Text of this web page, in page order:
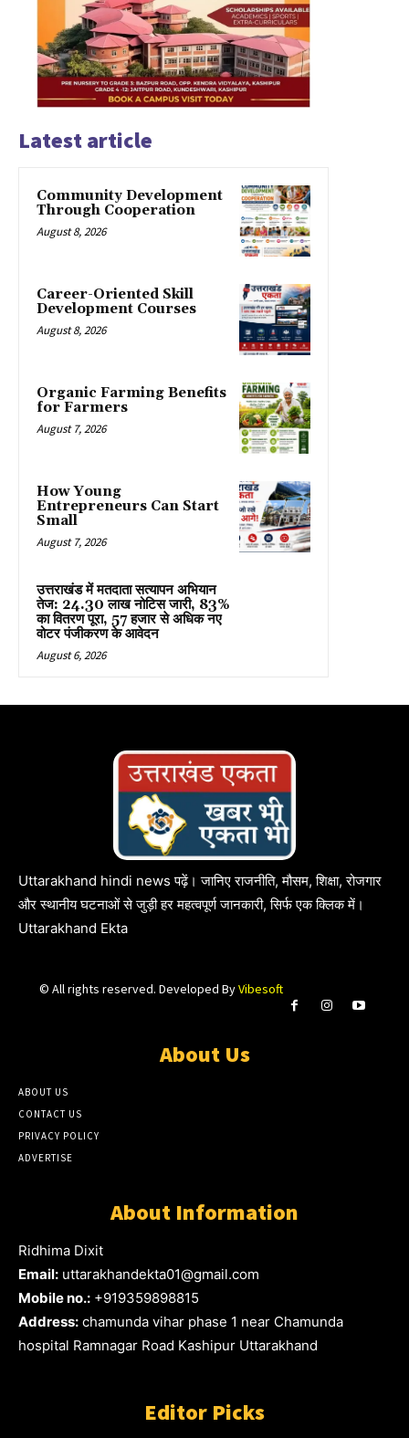
Latest article
Community Development
Through Cooperation
August 8, 2026
Career-Oriented Skill
Development Courses
August 8, 2026
Organic Farming Benefits
for Farmers
August 7, 2026
How Young
Entrepreneurs Can Start
Small
August 7, 2026
उत्तराखंड में मतदाता सत्यापन अभियान
तेज: 24.30 लाख नोटिस जारी, 83%
का वितरण पूरा, 57 हजार से अधिक नए
वोटर पंजीकरण के आवेदन
August 6, 2026
Uttarakhand hindi news पढ़ें। जानिए राजनीति, मौसम, शिक्षा, रोजगार
और स्थानीय घटनाओं से जुड़ी हर महत्वपूर्ण जानकारी, सिर्फ एक क्लिक में।
Uttarakhand Ekta
© All rights reserved. Developed ByVibesoft
About Us
ABOUT US
CONTACT US
PRIVACY POLICY
ADVERTISE
About Information
Ridhima Dixit
Email: uttarakhandekta01@gmail.com
Mobile no.: +919359898815
Address: chamunda vihar phase 1 near Chamunda
hospital Ramnagar Road Kashipur Uttarakhand
Editor Picks